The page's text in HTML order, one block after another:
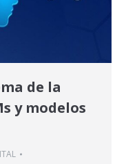
de la
y modelos